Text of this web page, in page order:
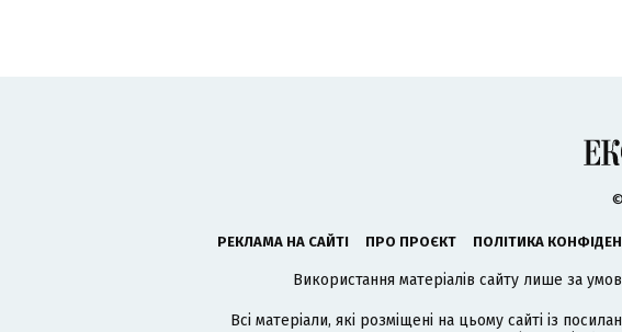
РЕКЛАМА НА САЙТІ ПРО ПРОЄКТ ПОЛІТИКА
Використання матеріалів сайту лише за
Всі матеріали, які розміщені на цьому сайті із